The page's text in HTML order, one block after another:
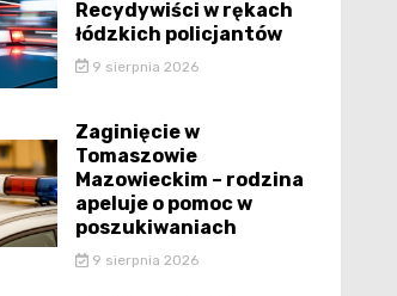
Recydywiści w rękach
łódzkich policjantów
9 sierpnia 2026
Zaginięcie w
Tomaszowie
Mazowieckim – rodzina
apeluje o pomoc w
poszukiwaniach
9 sierpnia 2026